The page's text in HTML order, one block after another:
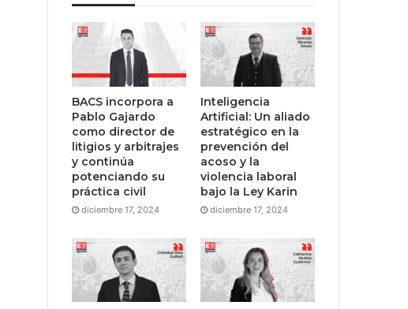
BACS incorpora a
Pablo Gajardo
como director de
litigios y arbitrajes
y continúa
potenciando su
práctica civil
diciembre 17, 2024
Inteligencia
Artificial: Un aliado
estratégico en la
prevención del
acoso y la
violencia laboral
bajo la Ley Karin
diciembre 17, 2024